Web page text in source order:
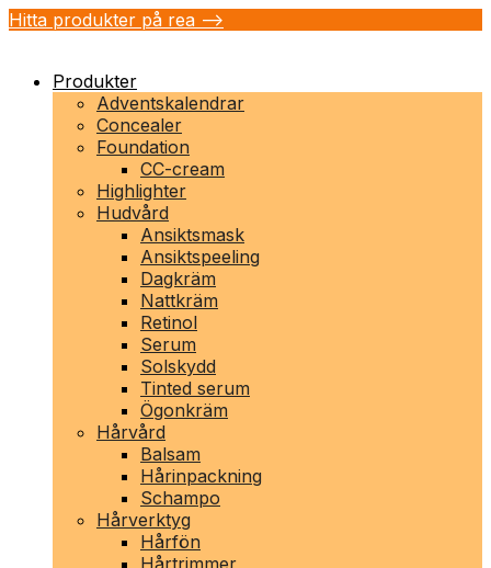
Hitta produkter på rea -->
Produkter
Adventskalendrar
Concealer
Foundation
CC-cream
Highlighter
Hudvård
Ansiktsmask
Ansiktspeeling
Dagkräm
Nattkräm
Retinol
Serum
Solskydd
Tinted serum
Ögonkräm
Hårvård
Balsam
Hårinpackning
Schampo
Hårverktyg
Hårfön
Hårtrimmer